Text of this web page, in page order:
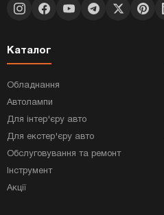
Каталог
Обладнання
Автолампи
Для інтер'єру авто
Для екстер'єру авто
Обслуговування та ремонт
Інструмент
Акції